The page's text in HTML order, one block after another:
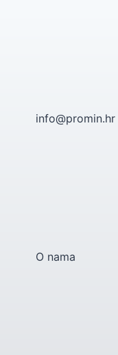
info@promin.hr
O nama